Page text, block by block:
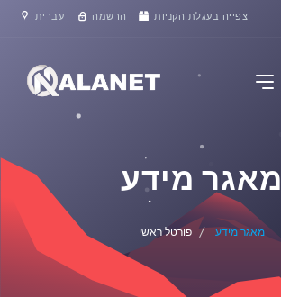
עברית הרשמה צפייה בעגלת הקניות
מאגר מידע
פורטל ראשי מאגר מידע